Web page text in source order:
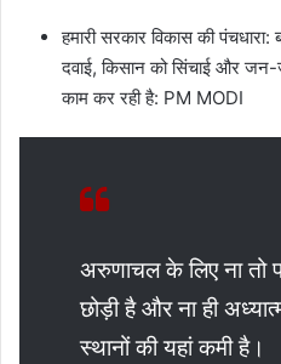
हमारी सरकार विकास की पंचधारा:
दवाई, किसान को सिंचाई और
काम कर रही है: PM MODI
अरुणाचल के लिए ना तो
छोड़ी है और ना ही
स्थानों की यहां कमी है।